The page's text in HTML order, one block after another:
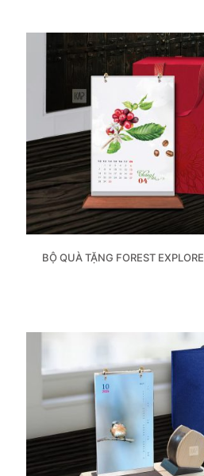
BỘ QUÀ TẶNG FOREST EXPLORE